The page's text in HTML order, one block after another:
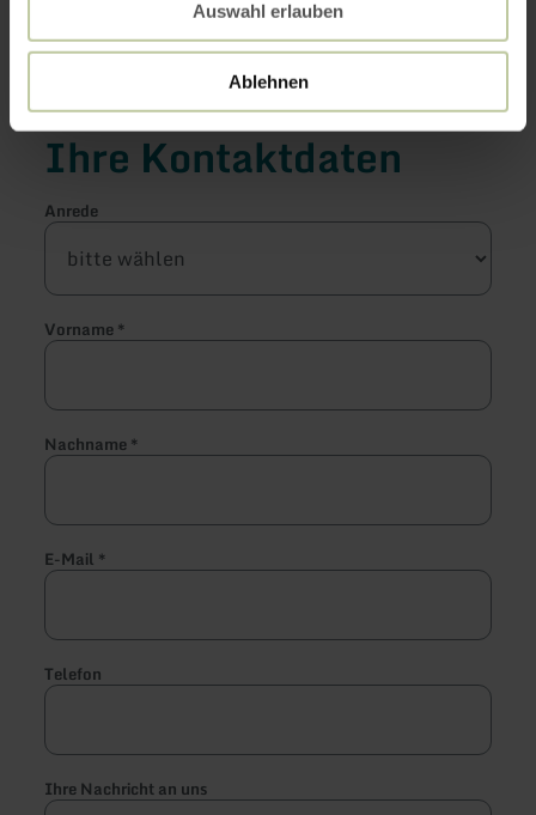
Auswahl erlauben
Ablehnen
Ihre Kontaktdaten
Anrede
Vorname*
Nachname*
E-Mail *
Telefon
Ihre Nachricht an uns